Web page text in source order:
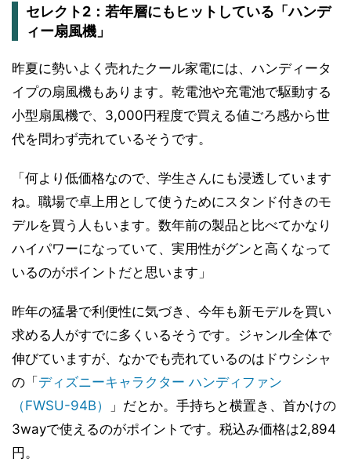
セレクト2：若年層にもヒットしている「ハンデ
ィー扇風機」
昨夏に勢いよく売れたクール家電には、ハンディータ
イプの扇風機もあります。乾電池や充電池で駆動する
小型扇風機で、3,000円程度で買える値ごろ感から世
代を問わず売れているそうです。
「何より低価格なので、学生さんにも浸透しています
ね。職場で卓上用として使うためにスタンド付きのモ
デルを買う人もいます。数年前の製品と比べてかなり
ハイパワーになっていて、実用性がグンと高くなって
いるのがポイントだと思います」
昨年の猛暑で利便性に気づき、今年も新モデルを買い
求める人がすでに多くいるそうです。ジャンル全体で
伸びていますが、なかでも売れているのはドウシシャ
の「 ディズニーキャラクター ハンディファン
（FWSU-94B）
」だとか。手持ちと横置き、首かけの
3wayで使えるのがポイントです。税込み価格は2,894
円。